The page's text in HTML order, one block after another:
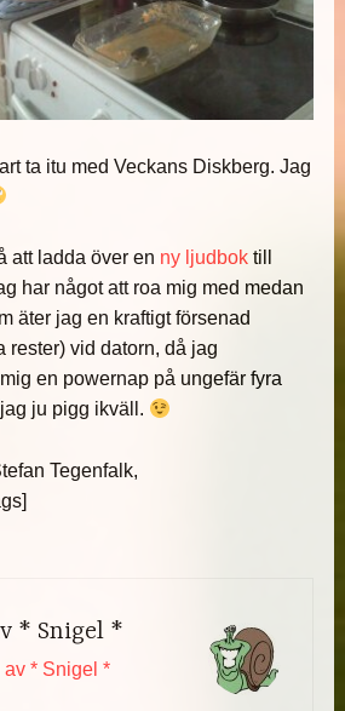
ta itu med Veckans Diskberg. Jag
att ladda över en ny ljudbok till
har något att roa mig med medan
äter jag en kraftigt försenad
rester) vid datorn, då jag
en powernap på ungefär fyra
ju pigg ikväll.
Tegenfalk,
* Snigel *
* Snigel *